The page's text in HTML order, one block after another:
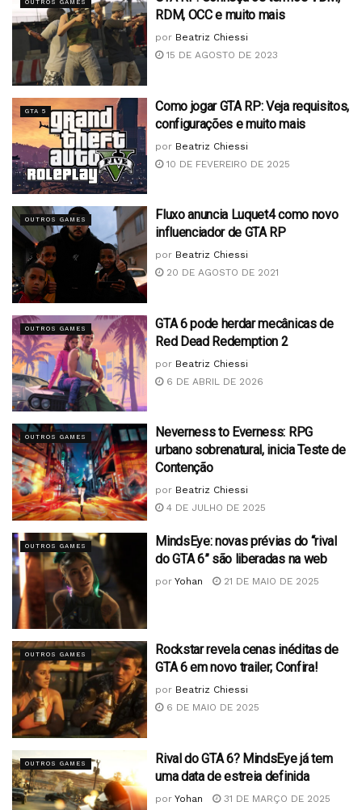
OUTROS GAMES
RDM, OCC e muito mais
por Beatriz Chiessi
15 DE AGOSTO DE 2023
GTA 5
Como jogar GTA RP: Veja requisitos,
configurações e muito mais
por Beatriz Chiessi
10 DE FEVEREIRO DE 2025
OUTROS GAMES
Fluxo anuncia Luquet4 como novo
influenciador de GTA RP
por Beatriz Chiessi
20 DE AGOSTO DE 2021
OUTROS GAMES
GTA 6 pode herdar mecânicas de
Red Dead Redemption 2
por Beatriz Chiessi
6 DE ABRIL DE 2026
OUTROS GAMES
Neverness to Everness: RPG
urbano sobrenatural, inicia Teste de
Contenção
por Beatriz Chiessi
4 DE JULHO DE 2025
OUTROS GAMES
MindsEye: novas prévias do “rival
do GTA 6” são liberadas na web
por Yohan 21 DE MAIO DE 2025
OUTROS GAMES
Rockstar revela cenas inéditas de
GTA 6 em novo trailer; Confira!
por Beatriz Chiessi
6 DE MAIO DE 2025
OUTROS GAMES
Rival do GTA 6? MindsEye já tem
uma data de estreia definida
por Yohan 31 DE MARÇO DE 2025